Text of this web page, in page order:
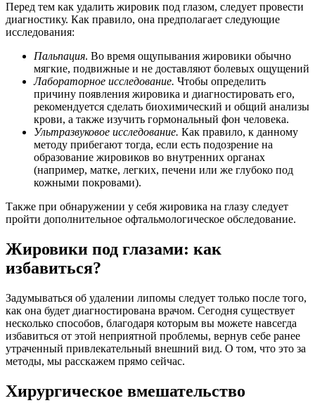
Перед тем как удалить жировик под глазом, следует провести
диагностику. Как правило, она предполагает следующие
исследования:
Пальпация. Во время ощупывания жировики обычно
мягкие, подвижные и не доставляют болевых ощущений
Лабораторное исследование. Чтобы определить
причину появления жировика и диагностировать его,
рекомендуется сделать биохимический и общий анализы
крови, а также изучить гормональный фон человека.
Ультразвуковое исследование. Как правило, к данному
методу прибегают тогда, если есть подозрение на
образование жировиков во внутренних органах
(например, матке, легких, печени или же глубоко под
кожными покровами).
Также при обнаружении у себя жировика на глазу следует
пройти дополнительное офтальмологическое обследование.
Жировики под глазами: как
избавиться?
Задумываться об удалении липомы следует только после того,
как она будет диагностирована врачом. Сегодня существует
несколько способов, благодаря которым вы можете навсегда
избавиться от этой неприятной проблемы, вернув себе ранее
утраченный привлекательный внешний вид. О том, что это за
методы, мы расскажем прямо сейчас.
Хирургическое вмешательство